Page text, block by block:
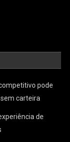
pode
carteira
de